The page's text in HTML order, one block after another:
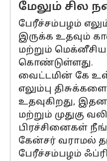
மேலும் சில
பேரீச்சம்பழம்
இருக்க உதவும்
மற்றும்
கொண்டுள்ளது.
வைட்டமின் கே
எலும்பு
உதவுகிறது,
மற்றும் முதுகு
பிரச்சினைகள்
கேன்சர் வராமல்
பேரீச்சம்பழம்